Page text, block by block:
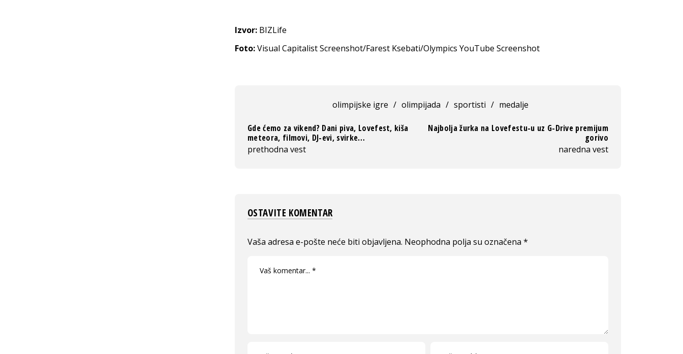
Izvor: BIZLife
Foto:Visual Capitalist Screenshot/Farest Ksebati/Olympics YouTube Screenshot
olimpijske igre / olimpijada / sportisti / medalje
Gde ćemo za vikend? Dani piva, Lovefest, kiša
meteora, filmovi, DJ-evi, svirke…
prethodna vest
Najbolja žurka na Lovefestu-u uz G-Drive premijum
gorivo
naredna vest
OSTAVITE KOMENTAR
Vaša adresa e-pošte neće biti objavljena. Neophodna polja su označena *